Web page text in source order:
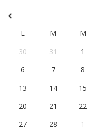
L M M
30
31 1
6
7 8
13
14 15
20
21 22
27
28 1